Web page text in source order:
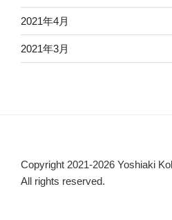
2021年4月
2021年3月
Copyright 2021-2026 Yoshiaki
All rights reserved.